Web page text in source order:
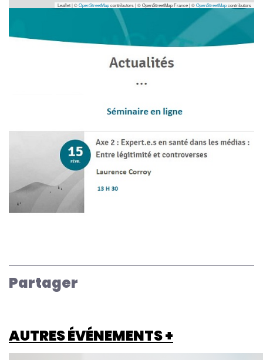
Leaflet | ©OpenStreetMapcontributors|© OpenStreetMap France | ©OpenStreetMapcontributors
Partager
AUTRES ÉVÉNEMENTS +